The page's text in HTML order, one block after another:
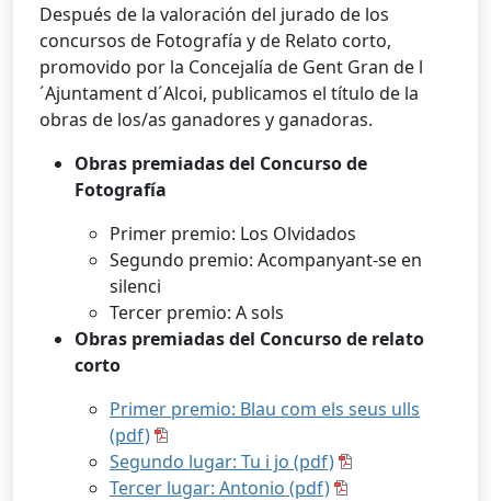
Después de la valoración del jurado de los
concursos de Fotografía y de Relato corto,
promovido por la Concejalía de Gent Gran de l
´Ajuntament d´Alcoi, publicamos el título de la
obras de los/as ganadores y ganadoras.
Obras premiadas del Concurso de
Fotografía
Primer premio: Los Olvidados
Segundo premio: Acompanyant-se en
silenci
Tercer premio: A sols
Obras premiadas del Concurso de relato
corto
Primer premio: Blau com els seus ulls
(pdf)
Segundo lugar: Tu i jo (pdf)
Tercer lugar: Antonio (pdf)